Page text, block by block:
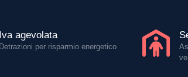
Iva agevolata
Detrazioni per risparmio energetico